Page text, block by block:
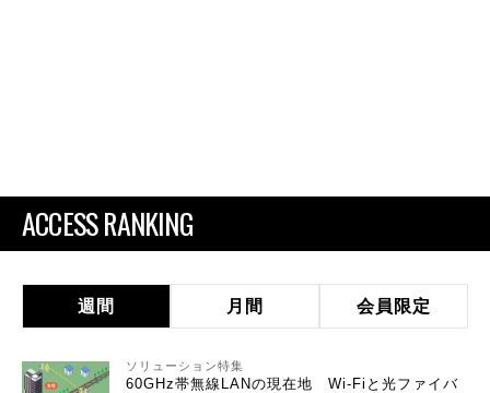
ACCESS RANKING
週間 月間 会員限定
ソリューション特集
60GHz帯無線LANの現在地 Wi-Fiと光ファイバ